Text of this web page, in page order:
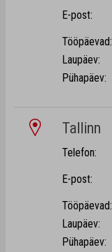
E-post:
Tööpäevad:
Laupäev:
Pühapäev:
Tallinn
Telefon:
E-post:
Tööpäevad:
Laupäev:
Pühapäev: